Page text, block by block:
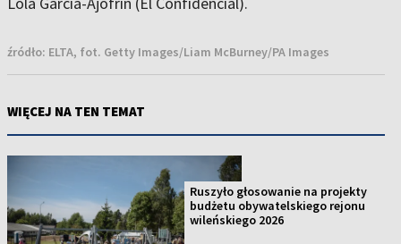
źródło: ELTA, fot. Getty Images/Liam McBurney/PA Images
WIĘCEJ NA TEN TEMAT
Ruszyło głosowanie na projekty
budżetu obywatelskiego rejonu
wileńskiego 2026